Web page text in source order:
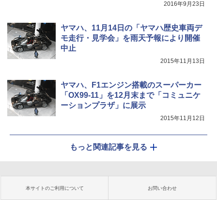
2016年9月23日
ヤマハ、11月14日の「ヤマハ歴史車両デ
モ走行・見学会」を雨天予報により開催
中止
2015年11月13日
ヤマハ、F1エンジン搭載のスーパーカー
「OX99-11」を12月末まで「コミュニケ
ーションプラザ」に展示
2015年11月12日
もっと関連記事を見る
本サイトのご利用について お問い合わせ